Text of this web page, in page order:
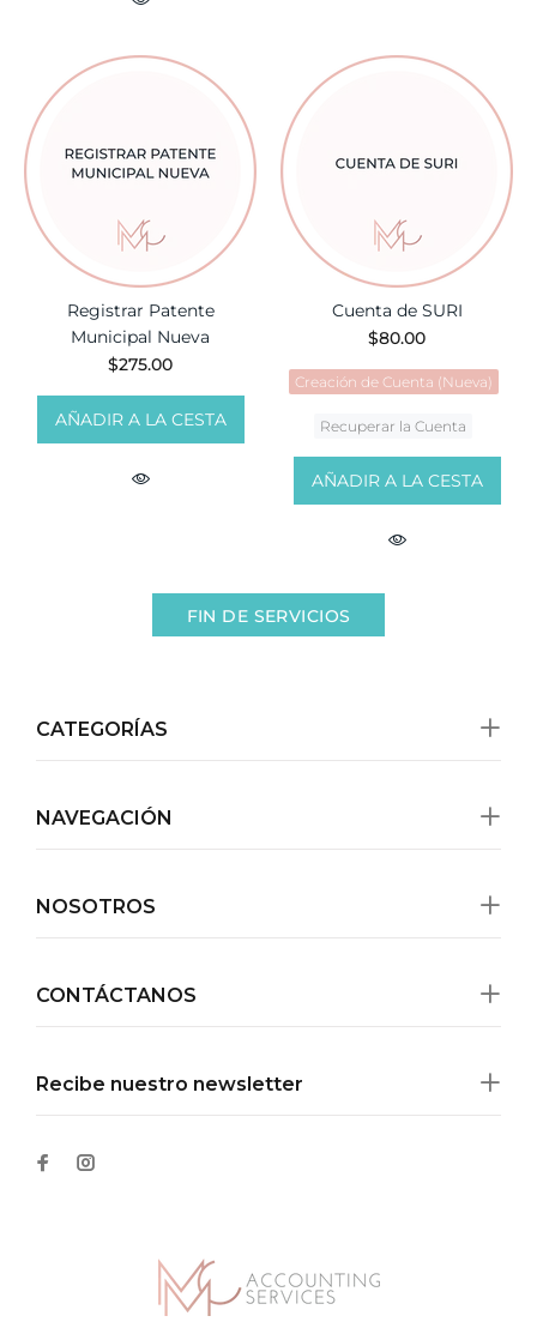
Registrar Patente
Municipal Nueva
$275.00
AÑADIR A LA CESTA
Cuenta de SURI
$80.00
Creación de Cuenta (Nueva)
Recuperar la Cuenta
AÑADIR A LA CESTA
FIN DE SERVICIOS
Recibe nuestro newsletter
CATEGORÍAS
NAVEGACIÓN
NOSOTROS
CONTÁCTANOS